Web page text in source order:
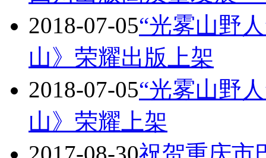
2018-07-05“光雾山野
山》荣耀出版上架
2018-07-05“光雾山野
山》荣耀上架